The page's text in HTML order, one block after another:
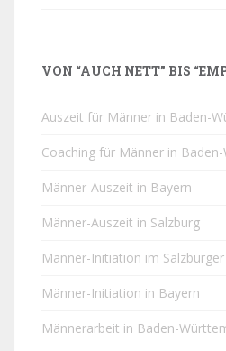
VON “AUCH NETT” BIS
Auszeit für Männer in Baden-
Coaching für Männer in
Männer-Auszeit in Bayern
Männer-Auszeit in Salzburg
Männer-Initiation im
Männer-Initiation in Bayern
Männerarbeit in Baden-